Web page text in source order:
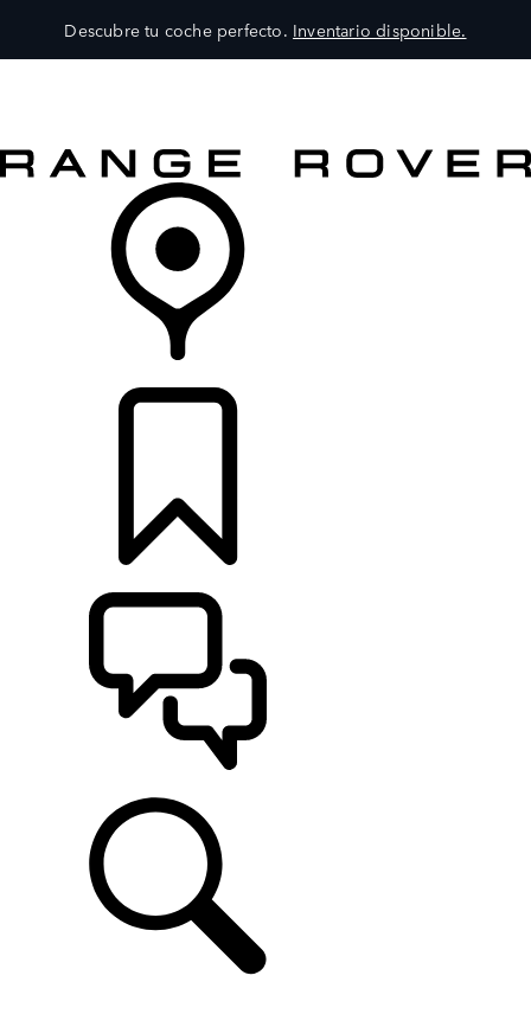
Descubre tu coche perfecto. Inventario disponible.